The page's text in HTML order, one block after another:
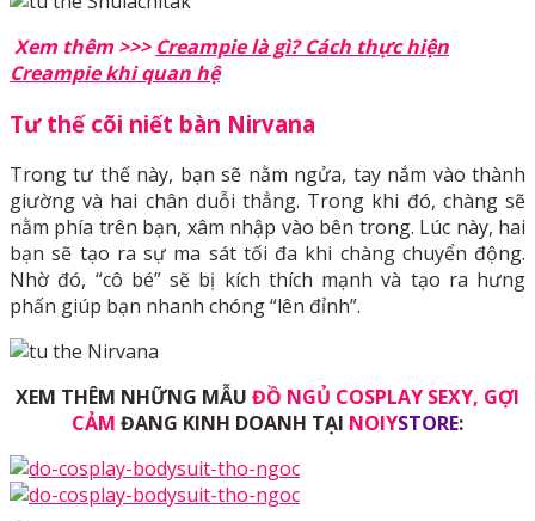
Xem thêm >>> Creampie là gì? Cách thực hiện
Creampie khi quan hệ
Tư thế cõi niết bàn Nirvana
Trong tư thế này, bạn sẽ nằm ngửa, tay nắm vào thành
giường và hai chân duỗi thẳng. Trong khi đó, chàng sẽ
nằm phía trên bạn, xâm nhập vào bên trong. Lúc này, hai
bạn sẽ tạo ra sự ma sát tối đa khi chàng chuyển động.
Nhờ đó, “cô bé” sẽ bị kích thích mạnh và tạo ra hưng
phấn giúp bạn nhanh chóng “lên đỉnh”.
XEM THÊM NHỮNG MẪU ĐỒ NGỦ COSPLAY SEXY, GỢI
CẢM ĐANG KINH DOANH TẠI NOIYSTORE: